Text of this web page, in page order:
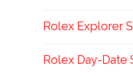
Rolex Explorer
Rolex Day-Date